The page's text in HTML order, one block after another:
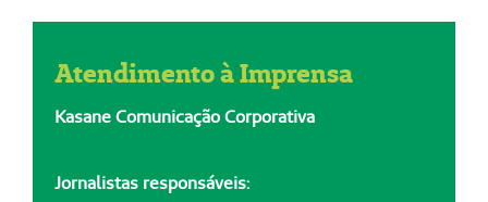
Atendimento à Imprensa
Kasane Comunicação Corporativa
Jornalistas responsáveis: